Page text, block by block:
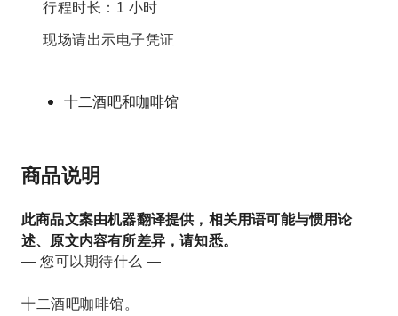
行程时长：1 小时
现场请出示电子凭证
十二酒吧和咖啡馆
商品说明
此商品文案由机器翻译提供，相关用语可能与惯用论
述、原文内容有所差异，请知悉。
— 您可以期待什么 —
十二酒吧咖啡馆。